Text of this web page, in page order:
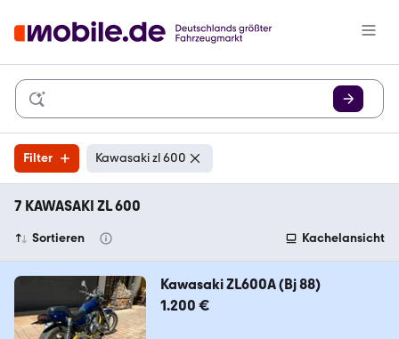
Filter Kawasaki zl 600
7 KAWASAKI ZL 600
Sortieren Kachelansicht
Kawasaki ZL600A (Bj 88)
1.200 €